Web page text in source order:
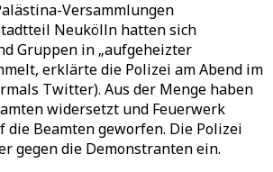
Versammlungen
Neukölln hatten sich
Gruppen in „aufgeheizter
erklärte die Polizei am Abend im
Twitter). Aus der Menge haben
widersetzt und Feuerwerk
die Beamten geworfen. Die Polizei
gegen die Demonstranten ein.